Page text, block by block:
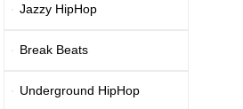
Jazzy HipHop
Break Beats
Underground HipHop